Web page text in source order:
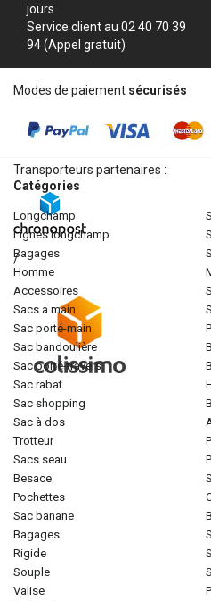
jours
Service client au 02 40 70 39
94 (Appel gratuit)
Modes de paiement sécurisés
Transporteurs partenaires :
/
Catégories
longchamp
lignes longchamp
bagages
homme
accessoires
sacs à main
sac porté-main
sac bandoulière
sac porté-travers
sac rabat
sac shopping
sac à dos
trotteur
sacs seau
besace
pochettes
sac banane
bagages
rigide
souple
valise